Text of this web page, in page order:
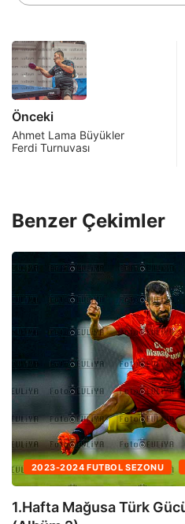
Önceki
Ahmet Lama Büyükler
Ferdi Turnuvası
Benzer Çekimler
2023-2024 FUTBOL SEZONU
1.Hafta Mağusa Türk